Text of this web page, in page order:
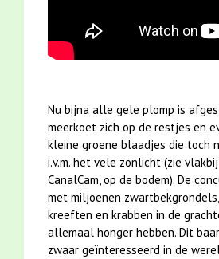
Nu bijna alle gele plomp is
meerkoet zich op de restjes en
kleine groene blaadjes die toch
i.v.m. het vele zonlicht (zie
CanalCam, op de bodem). De
met miljoenen zwartbekgrondels,
kreeften en krabben in de
allemaal honger hebben. Dit
zwaar geïnteresseerd in de